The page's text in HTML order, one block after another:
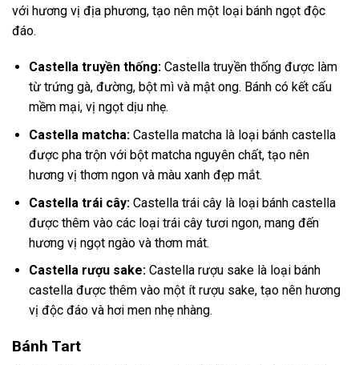
với hương vị địa phương, tạo nên một loại bánh ngọt độc
đáo.
Castella truyền thống:Castella truyền thống được làm
từ trứng gà, đường, bột mì và mật ong. Bánh có kết cấu
mềm mại, vị ngọt dịu nhẹ.
Castella matcha:Castella matcha là loại bánh castella
được pha trộn với bột matcha nguyên chất, tạo nên
hương vị thơm ngon và màu xanh đẹp mắt.
Castella trái cây:Castella trái cây là loại bánh castella
được thêm vào các loại trái cây tươi ngon, mang đến
hương vị ngọt ngào và thơm mát.
Castella rượu sake:Castella rượu sake là loại bánh
castella được thêm vào một ít rượu sake, tạo nên hương
vị độc đáo và hơi men nhẹ nhàng.
Bánh Tart